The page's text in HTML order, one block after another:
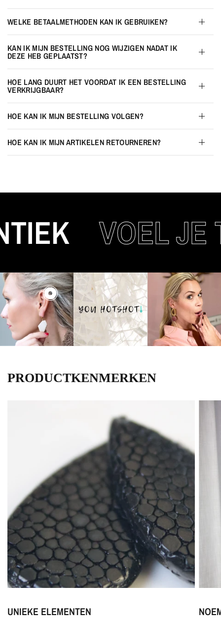
WELKE BETAALMETHODEN KAN IK GEBRUIKEN?
KAN IK MIJN BESTELLING NOG WIJZIGEN NADAT IK
DEZE HEB GEPLAATST?
HOE LANG DUURT HET VOORDAT IK EEN BESTELLING
VERKRIJGBAAR?
HOE KAN IK MIJN BESTELLING VOLGEN?
HOE KAN IK MIJN ARTIKELEN RETOURNEREN?
VOEL JE
PRODUCTKENMERKEN
UNIEKE ELEMENTEN